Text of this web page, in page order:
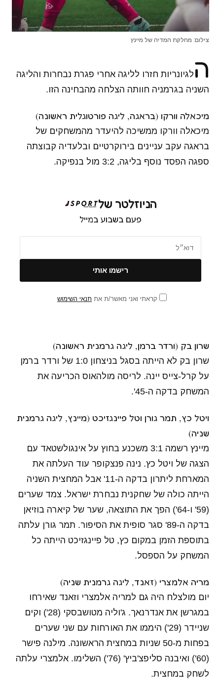
צילום: מחלקת המדיה של מיינץ
הלגיונריות חזרו לליגה אחרי פגרת נבחרות והליגה
השניה בגרמניה חוותה הצלחה מהבחינה הזו.
מיכאלה וורקו (בראגה, ליגה פורטוגלית ראשונה)
מיכאלה וורקו ממשיכה להיעדר מהמשחקים של
בראגה עקב עניינים בירוקרטיים ובלעדיה קבוצתה
ספגה הפסד נוסף בליגה, 3:2 מול בנפיקה.
הניוזלטר של
פעם בשבוע במייל
קראתי ואני מאשר/ת את תנאי השימוש
שרון בק (ורדר ברמן, ליגה גרמנית ראשונה)
שרון בק לא הייתה בסגל בניצחון 1:0 של ורדר ברמן
על קרל-צייס יינה. לריסה מולהאוס הכריעה את
המשחק בדקה ה-45'.
ויטל כץ, תמר גורן וטל פיינגזיכט (מיינץ, ליגה גרמנית
שניה)
מיינץ רשמה 3:1 משכנע בחוץ על אינגולשטאד עם
הצגה של ויטל כץ. נינה פנצקופר עוד העלתה את
המארחת ליתרון בדקה ה-11' אבל המחצית השניה
הייתה כולה של שחקנית נבחרת ישראל. צמד שערים
(59' ו-64') הפך את התוצאה, שער של קיארה בוזיאן
בדקה ה-89' סגר סופית את הסיפור. תמר גורן עלתה
בתוספת הזמן במקום כץ, טל פיינגזיכט הייתה כל
המשחק על הספסל.
מריה אלמצרי (זאנד, ליגה גרמנית שניה)
יום מולצלח היה גם למריה אלמצרי וזאנד שאירחו
במגרשן את אנדרנאך. ג'וליה מטושבסקי (28') וקים
שניידר (29') היממו את האורחות עם שני שערים
בפחות מ-50 שניות במחצית הראשונה. מילנה פישר
(60') ואיבנה סליפצ'ביץ' (76') השלימו. אלמצרי עלתה
לשחק במחצית.